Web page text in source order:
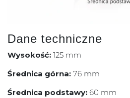
Dane techniczne
Wysokość: 125 mm
Średnica górna: 76 mm
Średnica podstawy: 60 mm